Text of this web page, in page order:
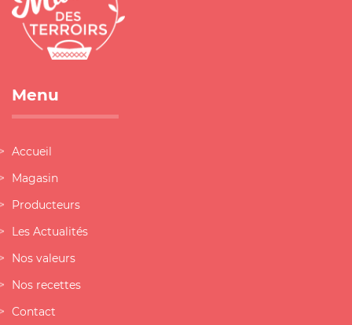
Menu
Accueil
Magasin
Producteurs
Les Actualités
Nos valeurs
Nos recettes
Contact